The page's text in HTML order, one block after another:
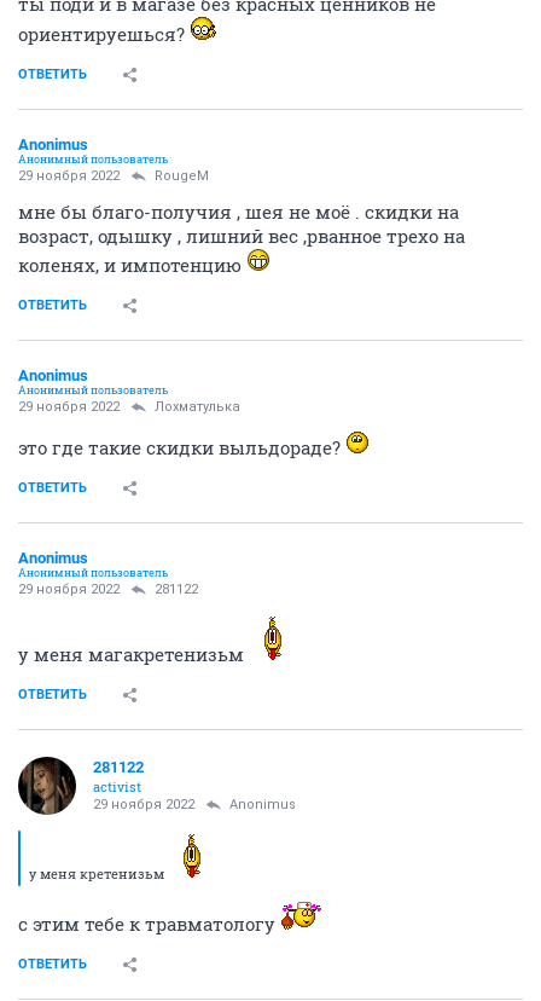
ориентируешься?
ОТВЕТИТЬ
Anоnimus
Анонимный пользователь
29 ноября 2022 RougeM
мне бы благо-получия , шея не моё . скидки на
возраст, одышку , лишний вес ,рванное трехо на
коленях, и импотенцию
ОТВЕТИТЬ
Anоnimus
Анонимный пользователь
29 ноября 2022 Лохматулька
это где такие скидки выльдораде?
ОТВЕТИТЬ
Anоnimus
Анонимный пользователь
29 ноября 2022 281122
у меня магакретенизьм
ОТВЕТИТЬ
281122
activist
29 ноября 2022 Anоnimus
у меня кретенизьм
с этим тебе к травматологу
ОТВЕТИТЬ